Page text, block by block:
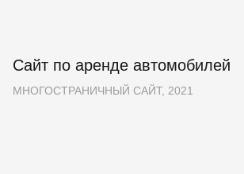
Сайт по аренде автомобилей
МНОГОСТРАНИЧНЫЙ САЙТ, 2021